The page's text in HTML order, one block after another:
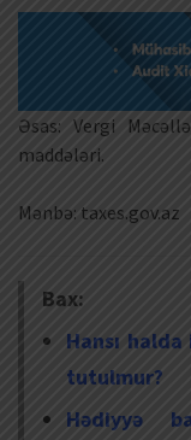
Əsas: Vergi
maddələri.
Mənbə: taxes.gov.az
Bax:
Hansı
tutulmur?
Hədiyyə